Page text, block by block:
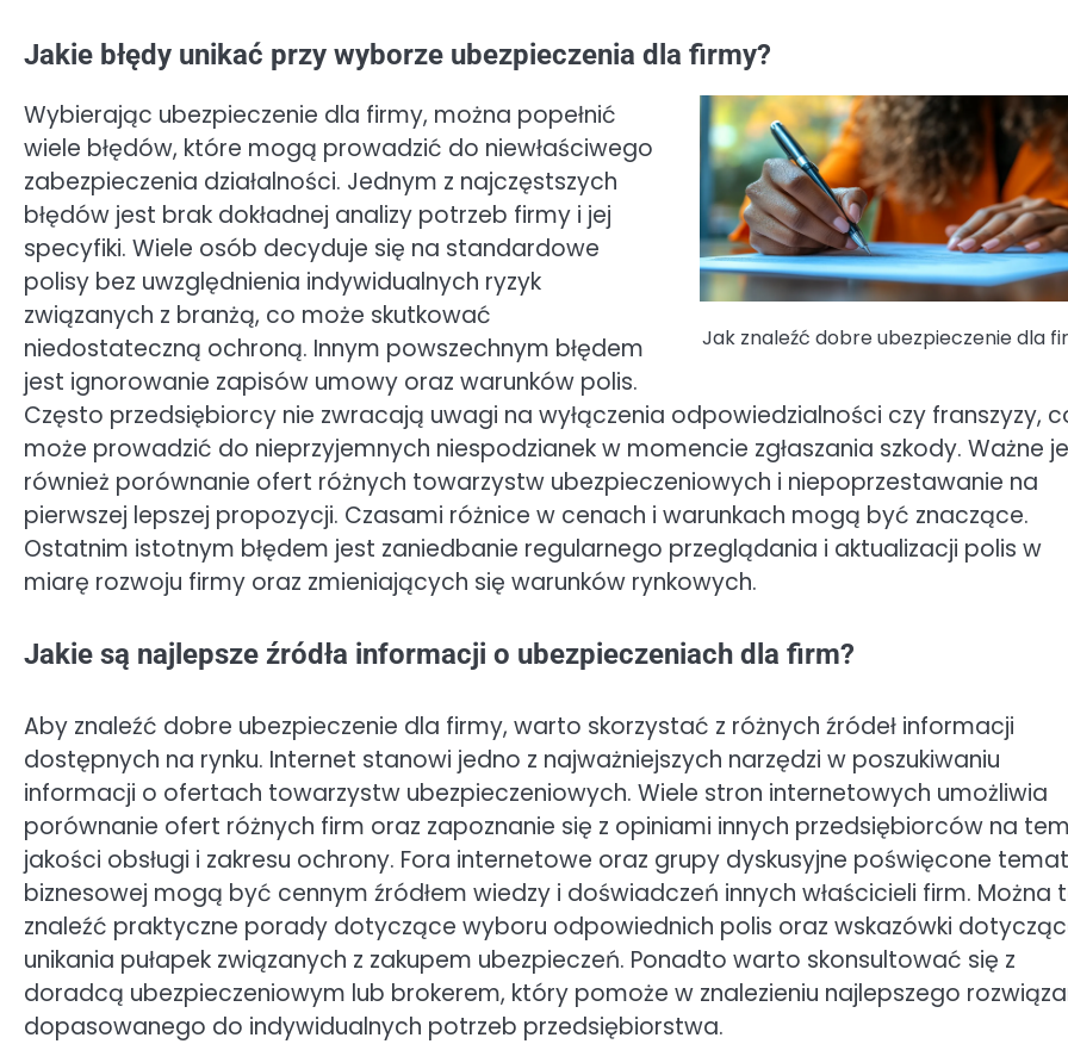
Jakie błędy unikać przy wyborze ubezpieczenia dla firmy?
Jak znaleźć dobre ubezpieczenie dla
Wybierając ubezpieczenie dla firmy, można popełnić
wiele błędów, które mogą prowadzić do niewłaściwego
zabezpieczenia działalności. Jednym z najczęstszych
błędów jest brak dokładnej analizy potrzeb firmy i jej
specyfiki. Wiele osób decyduje się na standardowe
polisy bez uwzględnienia indywidualnych ryzyk
związanych z branżą, co może skutkować
niedostateczną ochroną. Innym powszechnym błędem
jest ignorowanie zapisów umowy oraz warunków polis.
Często przedsiębiorcy nie zwracają uwagi na wyłączenia odpowiedzialności czy franszyzy,
może prowadzić do nieprzyjemnych niespodzianek w momencie zgłaszania szkody. Ważne
również porównanie ofert różnych towarzystw ubezpieczeniowych i niepoprzestawanie na
pierwszej lepszej propozycji. Czasami różnice w cenach i warunkach mogą być znaczące.
Ostatnim istotnym błędem jest zaniedbanie regularnego przeglądania i aktualizacji polis w
miarę rozwoju firmy oraz zmieniających się warunków rynkowych.
Jakie są najlepsze źródła informacji o ubezpieczeniach dla firm?
Aby znaleźć dobre ubezpieczenie dla firmy, warto skorzystać z różnych źródeł informacji
dostępnych na rynku. Internet stanowi jedno z najważniejszych narzędzi w poszukiwaniu
informacji o ofertach towarzystw ubezpieczeniowych. Wiele stron internetowych umożliwia
porównanie ofert różnych firm oraz zapoznanie się z opiniami innych przedsiębiorców na
jakości obsługi i zakresu ochrony. Fora internetowe oraz grupy dyskusyjne poświęcone
biznesowej mogą być cennym źródłem wiedzy i doświadczeń innych właścicieli firm. Można
znaleźć praktyczne porady dotyczące wyboru odpowiednich polis oraz wskazówki
unikania pułapek związanych z zakupem ubezpieczeń. Ponadto warto skonsultować się z
doradcą ubezpieczeniowym lub brokerem, który pomoże w znalezieniu najlepszego
dopasowanego do indywidualnych potrzeb przedsiębiorstwa.